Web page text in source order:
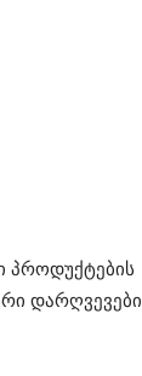
პროდუქტების
დარღვევები